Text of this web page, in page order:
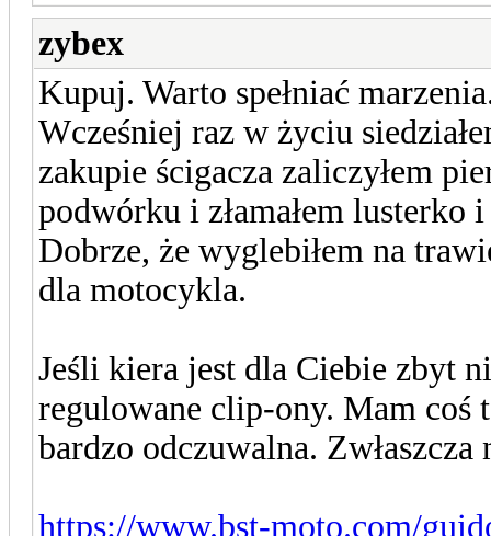
zybex
Kupuj. Warto spełniać
Wcześniej raz w życiu
zakupie ścigacza zaliczyłem
podwórku i złamałem
Dobrze, że wyglebiłem na
dla motocykla.
Jeśli kiera jest dla Ciebie zbyt
regulowane clip-ony. Mam coś
bardzo odczuwalna. Zwłaszcza
https://www.bst-moto.com/